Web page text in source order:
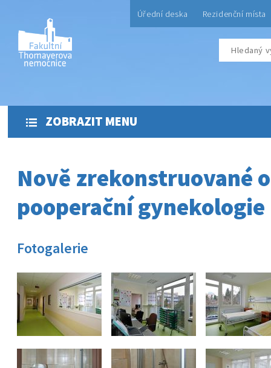
Úřední deska Rezidenční místa
ZOBRAZIT MENU
Nově zrekonstruované
pooperační gynekologie
Fotogalerie